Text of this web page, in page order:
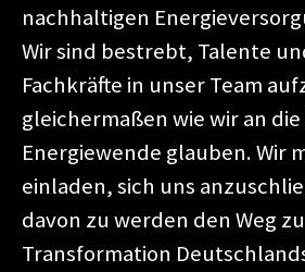
nachhaltigen
Wir sind bestrebt, Talente
Fachkräfte in unser Team
gleichermaßen wie wir an die
Energiewende glauben. Wir
einladen, sich uns
davon zu werden den Weg
Transformation